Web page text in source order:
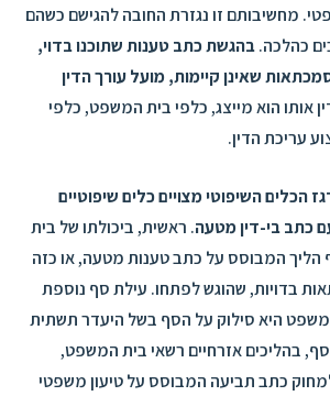
מחשיבותם זו נגזרת החובה להגישם כשהם
כהלכה.בהגשת כתב טענות שתוכנו בדוי,
שאינן קיימות, מועל עורך הדין
אותו הוא מייצג, כלפי בית המשפט, כלפי
עריכת הדין.
הכלים השיפוטי מצויים כלים שיפוטיים
כתב בי-דין מטעה. ראשית, ביכולתו של בית
המבוסס על כתב טענות מטעה, או כזה
בדויות, שהוגש לפתחו. עילת סף נוספת
היא סילוק על הסף בשל היעדר תשתית
בהליכים אזרחיים רשאי בית המשפט,
כתב תביעה המבוסס על טיעון משפטי